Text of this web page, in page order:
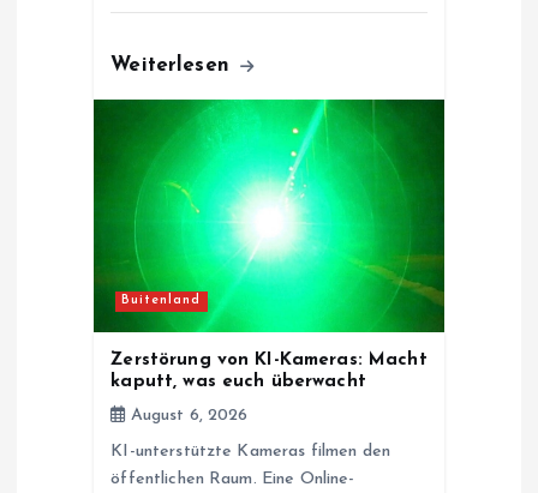
Weiterlesen
Buitenland
Zerstörung von KI-Kameras: Macht
kaputt, was euch überwacht
August 6, 2026
KI-unterstützte Kameras filmen den
öffentlichen Raum. Eine Online-